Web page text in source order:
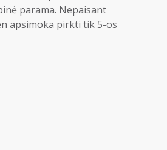
parama. Nepaisant
apsimoka pirkti tik 5-os